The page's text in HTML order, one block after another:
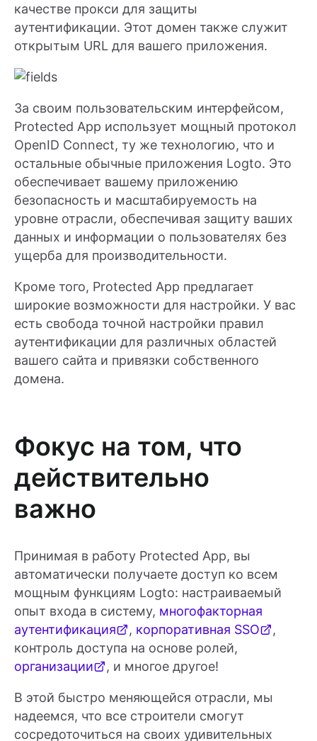
качестве прокси для защиты
аутентификации. Этот домен также служит
открытым URL для вашего приложения.
За своим пользовательским интерфейсом,
Protected App использует мощный протокол
OpenID Connect, ту же технологию, что и
остальные обычные приложения Logto. Это
обеспечивает вашему приложению
безопасность и масштабируемость на
уровне отрасли, обеспечивая защиту ваших
данных и информации о пользователях без
ущерба для производительности.
Кроме того, Protected App предлагает
широкие возможности для настройки. У вас
есть свобода точной настройки правил
аутентификации для различных областей
вашего сайта и привязки собственного
домена.
Фокус на том, что
действительно
важно
Принимая в работу Protected App, вы
автоматически получаете доступ ко всем
мощным функциям Logto: настраиваемый
опыт входа в систему, многофакторная
аутентификация
, корпоративная SSO
,
контроль доступа на основе ролей,
организации
, и многое другое!
В этой быстро меняющейся отрасли, мы
надеемся, что все строители смогут
сосредоточиться на своих удивительных